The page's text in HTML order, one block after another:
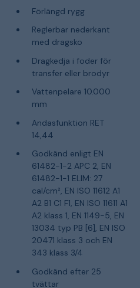
Förlängd rygg
Reglerbar nederkant
med dragsko
Dragkedja i foder för
transfer eller brodyr
Vattenpelare 10.000
mm
Andasfunktion RET
14,44
Godkänd enligt EN
61482-1-2 APC 2, EN
61482-1-1 ELIM: 27
cal/cm², EN ISO 11612 A1
A2 B1 C1 F1, EN ISO 11611 A1
A2 klass 1, EN 1149-5, EN
13034 typ PB [6], EN ISO
20471 klass 3 och EN
343 klass 3/4
Godkänd efter 25
tvättar